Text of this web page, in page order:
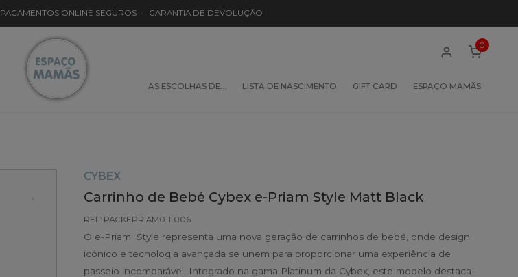
PAGAMENTOS ONLINE SEGUROS · GARANTIA DE DEVOLUÇÃO
AS ESCOLHAS DE… LISTA DE NASCIMENTO GIFT CARD ESPAÇO MAMÃS
0
CYBEX
Carrinho de Bebé Cybex e-Priam Style Matt Black
REF: PACKEPRIAM011-006
O e-Priam Style representa uma nova geração de carrinhos de bebé, onde design
icónico e tecnologia avançada se unem para proporcionar uma experiência de
passeio incomparável. Integrado na gama Platinum da Cybex, este modelo destaca-